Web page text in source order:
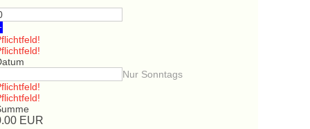
Nur Sonntags
EUR